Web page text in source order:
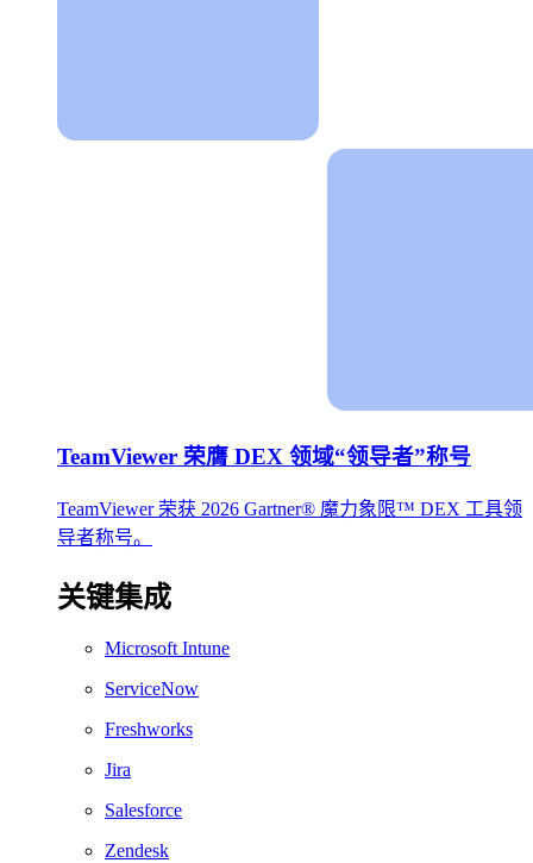
TeamViewer 荣膺 DEX 领域“领导者”称号
TeamViewer 荣获 2026 Gartner® 魔力象限™ DEX 工具领
导者称号。
关键集成
Microsoft Intune
ServiceNow
Freshworks
Jira
Salesforce
Zendesk